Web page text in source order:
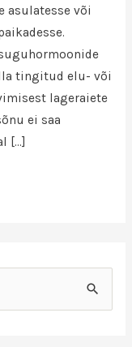
asulatesse või
tingitud elu- või
lageraiete
ei saa
[…]